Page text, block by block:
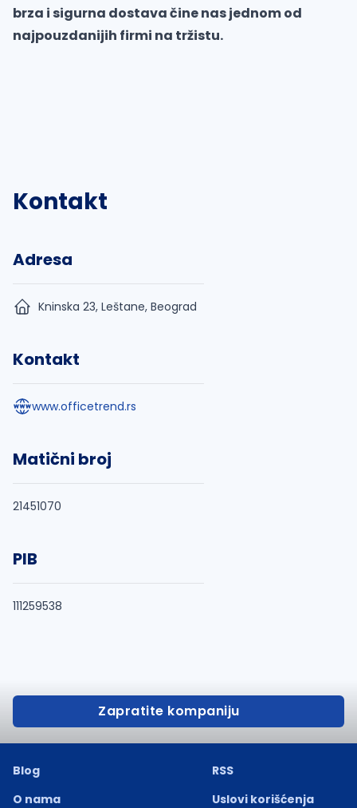
brza i sigurna dostava čine nas jednom od
najpouzdanijih firmi na tržistu.
Kontakt
Adresa
Kninska 23, Leštane, Beograd
Kontakt
www.officetrend.rs
Matični broj
21451070
PIB
111259538
Zapratite kompaniju
Blog
O nama
RSS
Uslovi korišćenja